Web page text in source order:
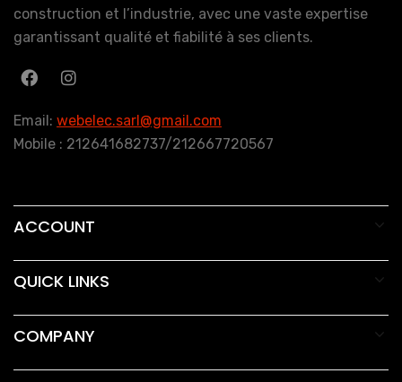
construction et l’industrie, avec une vaste expertise
garantissant qualité et fiabilité à ses clients.
Email: webelec.sarl@gmail.com
Mobile : 212641682737/212667720567
ACCOUNT
QUICK LINKS
COMPANY